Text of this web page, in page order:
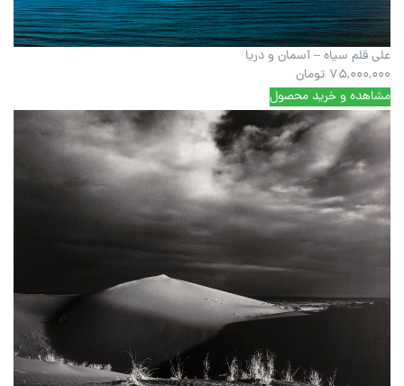
علی قلم سیاه – آسمان و دریا
75,000,000 تومان
مشاهده و خرید محصول